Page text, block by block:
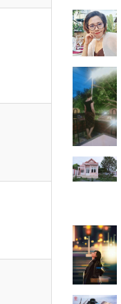
Silent-
jenny-
DDDD-
Quỳnh
Văn Tâm
Ông già
khoảng
Bơ-Chat
Alone
Ngoc
H'ren-
Hoàng
Vy-Chat